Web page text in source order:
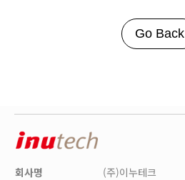
Go Back
회사명
(주)이누테크